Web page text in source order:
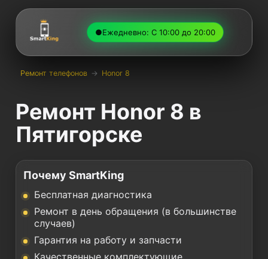
●Ежедневно: С 10:00 до 20:00
Ремонт телефонов → Honor 8
Ремонт Honor 8 в
Пятигорске
Почему SmartKing
Бесплатная диагностика
Ремонт в день обращения (в большинстве
случаев)
Гарантия на работу и запчасти
Качественные комплектующие